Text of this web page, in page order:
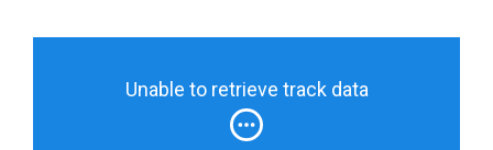
Unable to retrieve track data